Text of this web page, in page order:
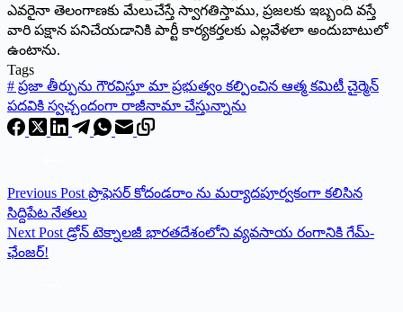
ఎవరైనా తెలంగాణకు మేలుచేస్తే స్వాగతిస్తాము, ప్రజలకు ఇబ్బంది వస్తే
వారి పక్షాన పనిచేయడానికి పార్టీ కార్యకర్తలకు ఎల్లవేళలా అందుబాటులో
ఉంటాను.
Tags
# ప్రజా తీర్పును గౌరవిస్తూ మా ప్రభుత్వం కల్పించిన ఆత్మ కమిటీ చైర్మెన్
పదవికి స్వచ్చందంగా రాజీనామా చేస్తున్నాను
Previous Post ప్రొఫెసర్ కోదండరాం ను మర్యాదపూర్వకంగా కలిసిన
సిద్దిపేట నేతలు
Next Post డ్రోన్‌ టెక్నాలజీ భారతదేశంలోని వ్యవసాయ రంగానికి గేమ్‌-
ఛేంజర్‌!